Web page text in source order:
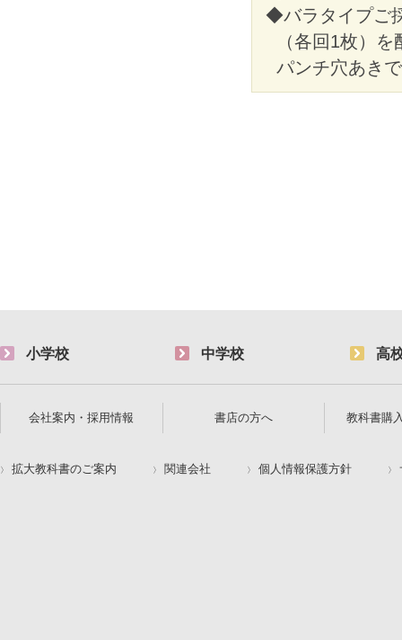
◆バラタイプご
（各回1枚）
パンチ穴あき
小学校 中学校 高
会社案内・採用情報 書店の方へ 教科書購
拡大教科書のご案内 関連会社 個人情報保護方針